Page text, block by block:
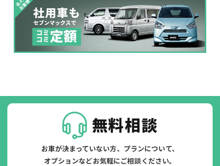
無料相談
お車が決まっていない方、プランについて、
オプションなどお気軽にご相談ください。